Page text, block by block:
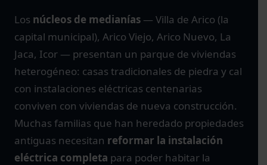
Los núcleos de medianías — Villa de Arico (la
capital municipal), Arico Viejo, Arico Nuevo, La
Jaca, Icor — presentan un parque de viviendas
heterogéneo: casas tradicionales de piedra y cal
con instalaciones eléctricas centenarias
conviven con viviendas de nueva construcción.
Muchas familias que han heredado propiedades
antiguas necesitan reformar la instalación
eléctrica completa para poder habitar la